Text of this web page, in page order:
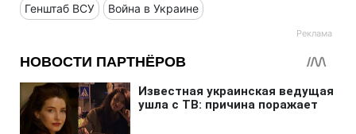
Генштаб ВСУ Война в Украине